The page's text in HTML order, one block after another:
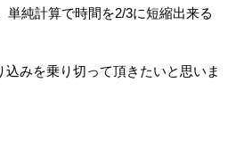
純計算で時間を2/3に短縮出来る
みを乗り切って頂きたいと思いま